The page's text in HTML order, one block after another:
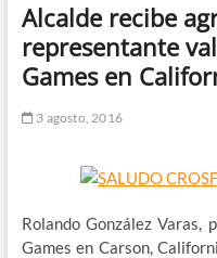
Alcalde recibe
representante
Games en
3 agosto, 2016
Rolando González
Games en Carson,